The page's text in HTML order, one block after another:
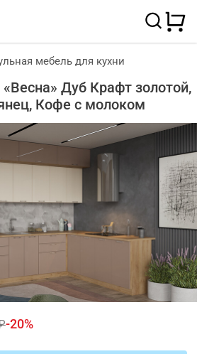
мебель для кухни
Дуб Крафт золотой,
Кофе с молоком
20